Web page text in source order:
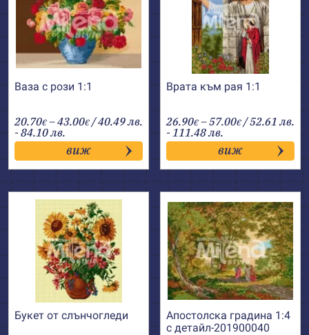
Ваза с рози 1:1
20.70€ –43.00€Price
range:
20.70€
through
43.00€
/ 40.49 лв.
- 84.10 лв.
виж
Врата към рая 1:1
26.90€ –57.00€Price
range:
26.90€
through
57.00€
/ 52.61 лв.
- 111.48 лв.
виж
Букет от слънчогледи
Апостолска градина 1:4
с детайл-201900040